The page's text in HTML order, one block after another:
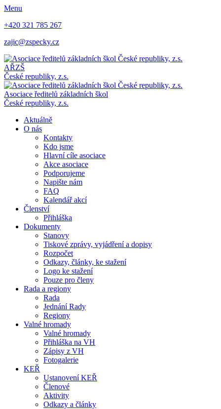
Menu
+420 321 785 267
zajic@zspecky.cz
AŘZŠ
České republiky, z.s.
Asociace ředitelů základních škol
České republiky, z.s.
Aktuálně
O nás
Kontakty
Kdo jsme
Hlavní cíle asociace
Akce asociace
Podporujeme
Napište nám
FAQ
Kalendář akcí
Členství
Přihláška
Dokumenty
Stanovy
Tiskové zprávy, vyjádření a dopisy
Rozpočet
Odkazy, články, ke stažení
Logo ke stažení
Pouze pro členy
Rada a regiony
Rada
Jednání Rady
Regiony
Valné hromady
Valné hromady
Přihláška na VH
Zápisy z VH
Fotogalerie
KEŘ
Ustanovení KEŘ
Členové
Aktivity
Odkazy a články